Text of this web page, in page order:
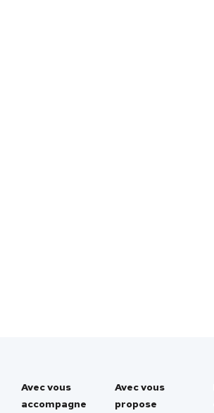
Avec vous
accompagne
Avec vous
propose